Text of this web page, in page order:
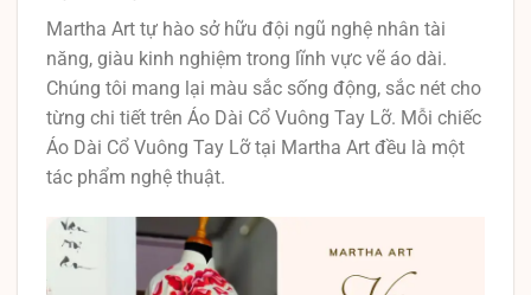
Martha Art tự hào sở hữu đội ngũ nghệ nhân tài
năng, giàu kinh nghiệm trong lĩnh vực vẽ áo dài.
Chúng tôi mang lại màu sắc sống động, sắc nét cho
từng chi tiết trên Áo Dài Cổ Vuông Tay Lỡ. Mỗi chiếc
Áo Dài Cổ Vuông Tay Lỡ tại Martha Art đều là một
tác phẩm nghệ thuật.